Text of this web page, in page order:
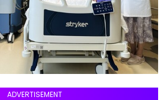
ADVERTISEMENT